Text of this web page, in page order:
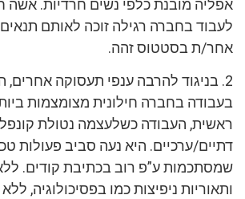
אפליה מובנת כלפי נשים חרדיות. אשה
לעבוד בחברה רגילה זוכה לאותם
אחר/ת בסטטוס זהה.
2. בניגוד להרבה ענפי תעסוקה אחרים,
בעבודה בחברה חילונית מצומצמות
ראשית, העבודה כשלעצמה נטולת
דתיים/ערכיים. היא נעה סביב פעולות
שמסתכמות ע”פ רוב בכתיבת קודים.
ותאוריות ניפיצות כמו בפסיכולוגיה,